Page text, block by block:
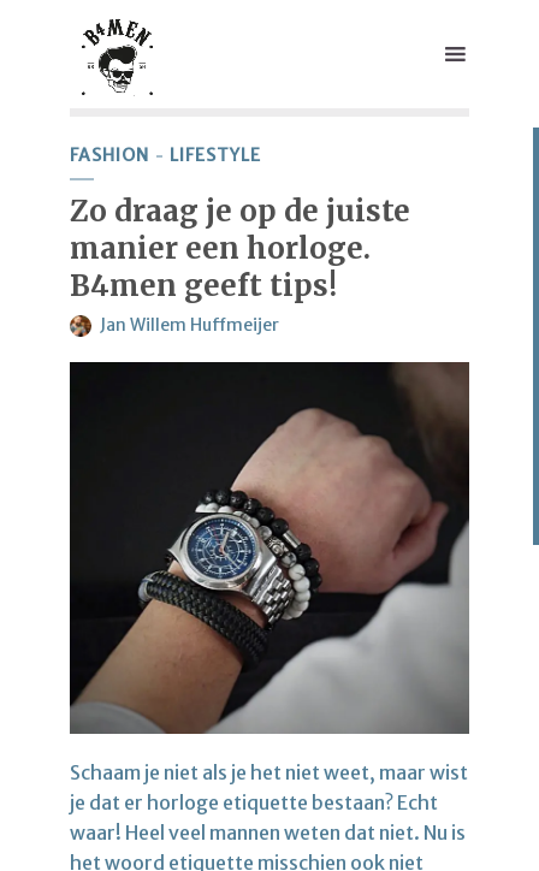
FASHION LIFESTYLE
Zo draag je op de juiste
manier een horloge.
B4men geeft tips!
Jan Willem Huffmeijer
Schaam je niet als je het niet weet, maar wist
je dat er horloge etiquette bestaan? Echt
waar! Heel veel mannen weten dat niet. Nu is
het woord etiquette misschien ook niet